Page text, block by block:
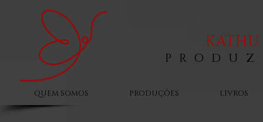
KATHU
QUEM SOMOS PRODUÇÕES LIVROS